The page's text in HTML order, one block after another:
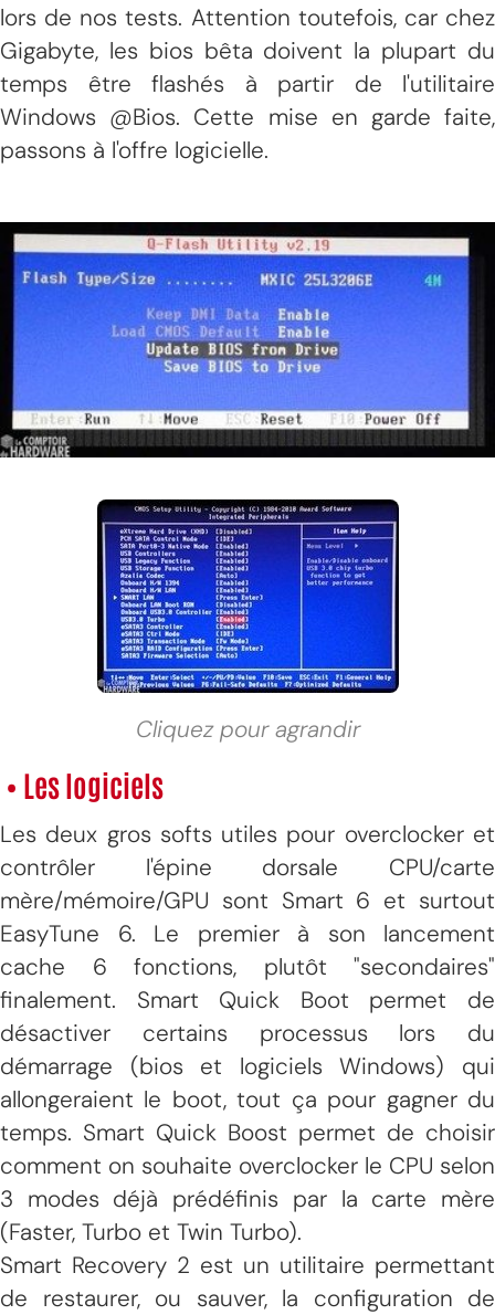
lors de nos tests. Attention toutefois, car chez
Gigabyte, les bios bêta doivent la plupart du
temps être flashés à partir de l'utilitaire
Windows @Bios. Cette mise en garde faite,
passons à l'offre logicielle.
Cliquez pour agrandir
• Les logiciels
Les deux gros softs utiles pour overclocker et
contrôler l'épine dorsale CPU/carte
mère/mémoire/GPU sont Smart 6 et surtout
EasyTune 6. Le premier à son lancement
cache 6 fonctions, plutôt "secondaires"
finalement. Smart Quick Boot permet de
désactiver certains processus lors du
démarrage (bios et logiciels Windows) qui
allongeraient le boot, tout ça pour gagner du
temps. Smart Quick Boost permet de choisir
comment on souhaite overclocker le CPU selon
3 modes déjà prédéfinis par la carte mère
(Faster, Turbo et Twin Turbo).
Smart Recovery 2 est un utilitaire permettant
de restaurer, ou sauver, la configuration de